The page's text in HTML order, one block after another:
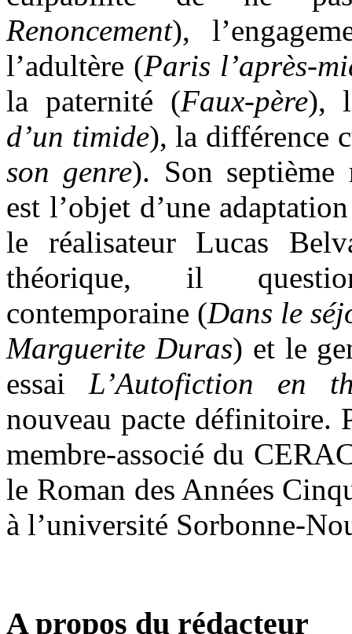
Renoncement),
l’adultère (Paris l’après-
la paternité (Faux-père),
d’un timide), la différence
son genre). Son
est l’objet d’une
le réalisateur Lucas
théorique, il
contemporaine (Dans le
Marguerite Duras) et le
essai L’Autofiction en
nouveau pacte définitoire.
membre-associé du
le Roman des Années
à l’université Sorbonne-
A propos du rédacteur